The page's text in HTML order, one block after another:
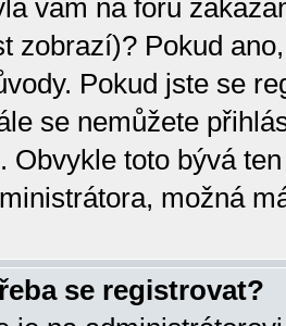
vám na fóru
zobrazí)? Pokud
Pokud jste se
se nemůžete
Obvykle toto bývá
možná
se registrovat?